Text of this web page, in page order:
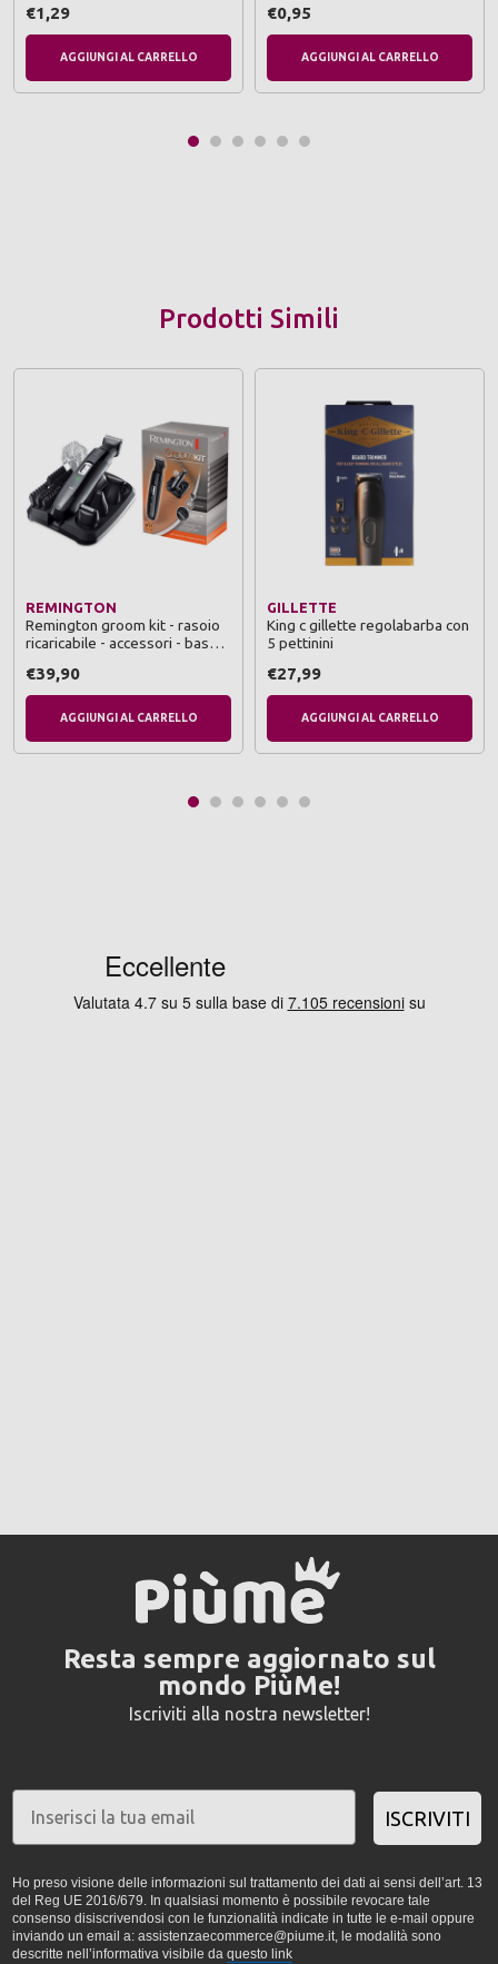
€1,29
AGGIUNGI AL CARRELLO
€0,95
AGGIUNGI AL CARRELLO
Prodotti Simili
REMINGTON
Remington groom kit - rasoio
ricaricabile - accessori - base
€39,90
AGGIUNGI AL CARRELLO
GILLETTE
King c gillette regolabarba con
5 pettinini
€27,99
AGGIUNGI AL CARRELLO
Resta sempre aggiornato sul
mondo PiùMe!
Iscriviti alla nostra newsletter!
ISCRIVITI
Ho preso visione delle informazioni sul trattamento dei dati ai sensi dell’art. 13
del Reg UE 2016/679. In qualsiasi momento è possibile revocare tale
consenso disiscrivendosi con le funzionalità indicate in tutte le e-mail oppure
inviando un email a: assistenzaecommerce@piume.it, le modalità sono
descritte nell’informativa visibile da questo link